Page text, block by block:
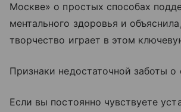
Москве» о простых способах
ментального здоровья и
творчество играет в этом
Признаки недостаточной заботы о
Если вы постоянно чувствуете